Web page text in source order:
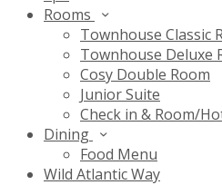
Rooms
Townhouse Classic
Townhouse Deluxe
Cosy Double Room
Junior Suite
Check in & Room/
Dining
Food Menu
Wild Atlantic Way